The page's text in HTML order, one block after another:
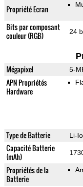
Propriété Ecran
Bits par composant
couleur (RGB)
24
Mégapixel 5-
APN Propriétés
Hardware
Type de Batterie Li-
Capacité Batterie
(mAh)
Propriétés de la
Batterie